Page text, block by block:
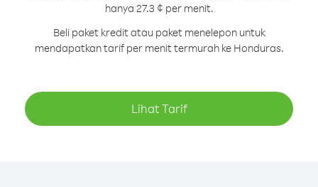
hanya 27.3 ¢ per menit.
Beli paket kredit atau paket menelepon untuk
mendapatkan tarif per menit termurah ke Honduras.
Lihat Tarif